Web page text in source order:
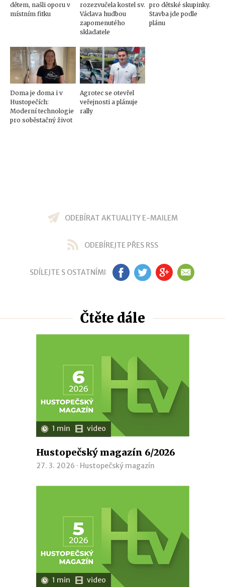
dětem, našli oporu v
místním fitku
rozezvučela kostel sv.
Václava hudbou
zapomenutého
skladatele
pro dětské skupinky.
Stavba jde podle
plánu
Doma je doma i v
Hustopečích:
Moderní technologie
pro soběstačný život
Agrotec se otevřel
veřejnosti a plánuje
rally
ODEBÍRAT AKTUALITY E-MAILEM
ODEBÍREJTE PŘES RSS
SDÍLEJTE S OSTATNÍMI FB TW GP EM
Čtěte dále
1 min video
Hustopečský magazín 6/2026
27. 3. 2026 · Hustopečský magazín
1 min video